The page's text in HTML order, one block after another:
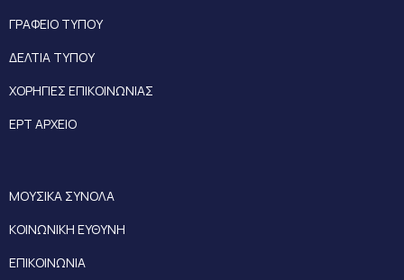
ΓΡΑΦΕΙΟ ΤΥΠΟΥ
ΔΕΛΤΙΑ ΤΥΠΟΥ
ΧΟΡΗΓΙΕΣ ΕΠΙΚΟΙΝΩΝΙΑΣ
ΕΡΤ ΑΡΧΕΙΟ
ΜΟΥΣΙΚΑ ΣΥΝΟΛΑ
ΚΟΙΝΩΝΙΚΗ ΕΥΘΥΝΗ
ΕΠΙΚΟΙΝΩΝΙΑ